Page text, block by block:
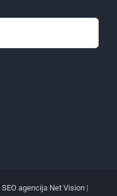
SEO agencija Net Vision|